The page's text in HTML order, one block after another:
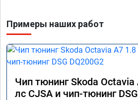
Примеры наших работ
Чип тюнинг Skoda Octavia
лс CJSA и чип-тюнинг